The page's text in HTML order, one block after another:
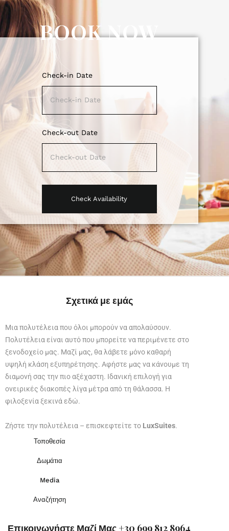
BOOK NOW
Check-in Date
Check-out Date
Σχετικά με εμάς
Μια πολυτέλεια που όλοι μπορούν να απολαύσουν.
Πολυτέλεια είναι αυτό που μπορείτε να περιμένετε στο
ξενοδοχείο μας. Μαζί μας, θα λάβετε μόνο καθαρή
υψηλή κλάση εξυπηρέτησης. Αφήστε μας να κάνουμε τη
διαμονή σας την πιο αξέχαστη. Ιδανική επιλογή για
ονειρικές διακοπές λίγα μέτρα από τη θάλασσα. Η
φιλοξενία ξεκινά εδώ.
Ζήστε την πολυτέλεια – επισκεφτείτε το LuxSuites.
Τοποθεσία
Δωμάτια
Media
Αναζήτηση
Επικοινωνήστε Μαζί Μας +30 699 812 8964